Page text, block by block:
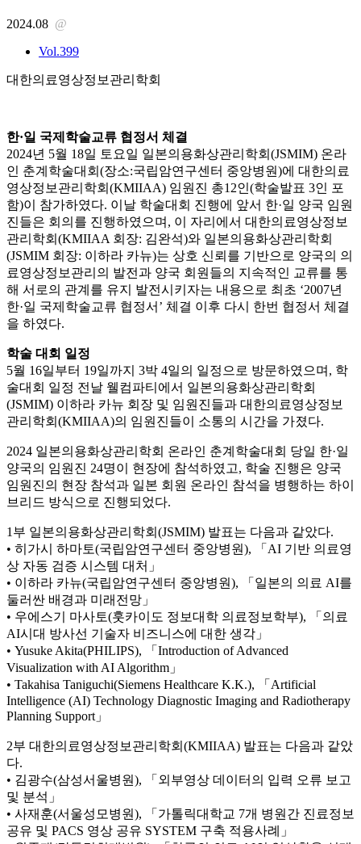
2024.08 @
Vol.399
대한의료영상정보관리학회
한·일 국제학술교류 협정서 체결
2024년 5월 18일 토요일 일본의용화상관리학회(JSMIM) 온라
인 춘계학술대회(장소:국립암연구센터 중앙병원)에 대한의료
영상정보관리학회(KMIIAA) 임원진 총12인(학술발표 3인 포
함)이 참가하였다. 이날 학술대회 진행에 앞서 한·일 양국 임원
진들은 회의를 진행하였으며, 이 자리에서 대한의료영상정보
관리학회(KMIIAA 회장: 김완석)와 일본의용화상관리학회
(JSMIM 회장: 이하라 카뉴)는 상호 신뢰를 기반으로 양국의 의
료영상정보관리의 발전과 양국 회원들의 지속적인 교류를 통
해 서로의 관계를 유지 발전시키자는 내용으로 최초 ‘2007년
한·일 국제학술교류 협정서’ 체결 이후 다시 한번 협정서 체결
을 하였다.
학술 대회 일정
5월 16일부터 19일까지 3박 4일의 일정으로 방문하였으며, 학
술대회 일정 전날 웰컴파티에서 일본의용화상관리학회
(JSMIM) 이하라 카뉴 회장 및 임원진들과 대한의료영상정보
관리학회(KMIIAA)의 임원진들이 소통의 시간을 가졌다.
2024 일본의용화상관리학회 온라인 춘계학술대회 당일 한·일
양국의 임원진 24명이 현장에 참석하였고, 학술 진행은 양국
임원진의 현장 참석과 일본 회원 온라인 참석을 병행하는 하이
브리드 방식으로 진행되었다.
1부 일본의용화상관리학회(JSMIM) 발표는 다음과 같았다.
• 히가시 하마토(국립암연구센터 중앙병원), 「AI 기반 의료영
상 자동 검증 시스템 대처」
• 이하라 카뉴(국립암연구센터 중앙병원), 「일본의 의료 AI를
둘러싼 배경과 미래전망」
• 우에스기 마사토(훗카이도 정보대학 의료정보학부), 「의료
AI시대 방사선 기술자 비즈니스에 대한 생각」
• Yusuke Akita(PHILIPS), 「Introduction of Advanced
Visualization with AI Algorithm」
• Takahisa Taniguchi(Siemens Healthcare K.K.), 「Artificial
Intelligence (AI) Technology Diagnostic Imaging and Radiotherapy
Planning Support」
2부 대한의료영상정보관리학회(KMIIAA) 발표는 다음과 같았
다.
• 김광수(삼성서울병원), 「외부영상 데이터의 입력 오류 보고
및 분석」
• 사재훈(서울성모병원), 「가톨릭대학교 7개 병원간 진료정보
공유 및 PACS 영상 공유 SYSTEM 구축 적용사례」